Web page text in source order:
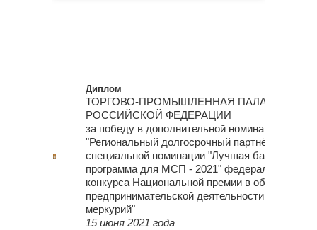
Диплом
ТОРГОВО-ПРОМЫШЛЕННАЯ ПАЛАТА
РОССИЙСКОЙ ФЕДЕРАЦИИ
за победу в дополнительной номинации
"Региональный долгосрочный партнёр" в
специальной номинации "Лучшая банковская
программа для МСП - 2021" федерального
конкурса Национальной премии в области
предпринимательской деятельности "Золотой
меркурий"
15 июня 2021 года